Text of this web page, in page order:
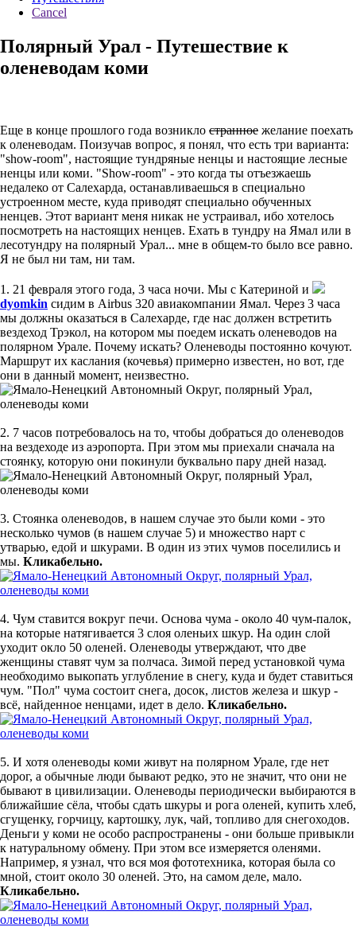
Cancel
Полярный Урал - Путешествие к
оленеводам коми
Еще в конце прошлого года возникло странное желание поехать
к оленеводам. Поизучав вопрос, я понял, что есть три варианта:
"show-room", настоящие тундряные ненцы и настоящие лесные
ненцы или коми. "Show-room" - это когда ты отъезжаешь
недалеко от Салехарда, останавливаешься в специально
устроенном месте, куда приводят специально обученных
ненцев. Этот вариант меня никак не устраивал, ибо хотелось
посмотреть на настоящих ненцев. Ехать в тундру на Ямал или в
лесотундру на полярный Урал... мне в общем-то было все равно.
Я не был ни там, ни там.
1. 21 февраля этого года, 3 часа ночи. Мы с Катериной и
dyomkin сидим в Airbus 320 авиакомпании Ямал. Через 3 часа
мы должны оказаться в Салехарде, где нас должен встретить
вездеход Трэкол, на котором мы поедем искать оленеводов на
полярном Урале. Почему искать? Оленеводы постоянно кочуют.
Маршрут их каслания (кочевья) примерно известен, но вот, где
они в данный момент, неизвестно.
2. 7 часов потребовалось на то, чтобы добраться до оленеводов
на вездеходе из аэропорта. При этом мы приехали сначала на
стоянку, которую они покинули буквально пару дней назад.
3. Стоянка оленеводов, в нашем случае это были коми - это
несколько чумов (в нашем случае 5) и множество нарт с
утварью, едой и шкурами. В один из этих чумов поселились и
мы. Кликабельно.
4. Чум ставится вокруг печи. Основа чума - около 40 чум-палок,
на которые натягивается 3 слоя оленьих шкур. На один слой
уходит окло 50 оленей. Оленеводы утверждают, что две
женщины ставят чум за полчаса. Зимой перед установкой чума
необходимо выкопать углубление в снегу, куда и будет ставиться
чум. "Пол" чума состоит снега, досок, листов железа и шкур -
всё, найденное ненцами, идет в дело. Кликабельно.
5. И хотя оленеводы коми живут на полярном Урале, где нет
дорог, а обычные люди бывают редко, это не значит, что они не
бывают в цивилизации. Оленеводы периодически выбираются в
ближайшие сёла, чтобы сдать шкуры и рога оленей, купить хлеб,
сгущенку, горчицу, картошку, лук, чай, топливо для снегоходов.
Деньги у коми не особо распространены - они больше привыкли
к натуральному обмену. При этом все измеряется оленями.
Например, я узнал, что вся моя фототехника, которая была со
мной, стоит около 30 оленей. Это, на самом деле, мало.
Кликабельно.